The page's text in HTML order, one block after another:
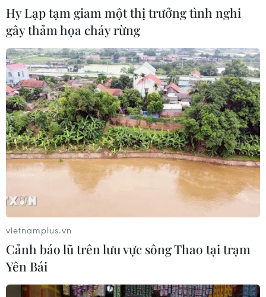
Hy Lạp tạm giam một thị trưởng tình nghi
gây thảm họa cháy rừng
vietnamplus.vn
Cảnh báo lũ trên lưu vực sông Thao tại trạm
Yên Bái